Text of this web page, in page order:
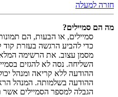
חזרה למעלה
מה הם סמיילים?
סמיילים, או הבעות, הם
כדי להביע הרגשה בעזרת
מסמן עצוב. את הרשימה
השליחה. נסה לא להגזים
ההודעה ללא קריאה ומנהל
ההודעה בשלמותה. המנהל
הגבלה למספר הסמיילים אשר